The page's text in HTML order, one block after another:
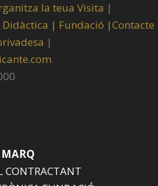
la teua Visita |
Didàctica | Fundació |Contacte
|
CONTRACTANT